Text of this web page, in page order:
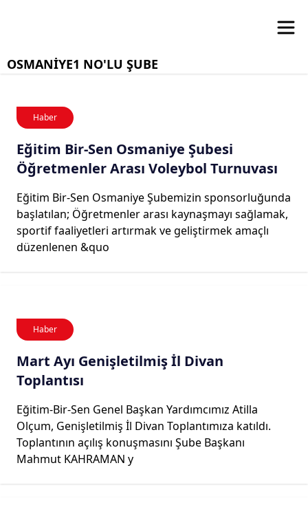
OSMANİYE1 NO'LU ŞUBE
Haber
Eğitim Bir-Sen Osmaniye Şubesi
Öğretmenler Arası Voleybol Turnuvası
Eğitim Bir-Sen Osmaniye Şubemizin sponsorluğunda
başlatılan; Öğretmenler arası kaynaşmayı sağlamak,
sportif faaliyetleri artırmak ve geliştirmek amaçlı
düzenlenen &quo
Haber
Mart Ayı Genişletilmiş İl Divan
Toplantısı
Eğitim-Bir-Sen Genel Başkan Yardımcımız Atilla
Olçum, Genişletilmiş İl Divan Toplantımıza katıldı.
Toplantının açılış konuşmasını Şube Başkanı
Mahmut KAHRAMAN y